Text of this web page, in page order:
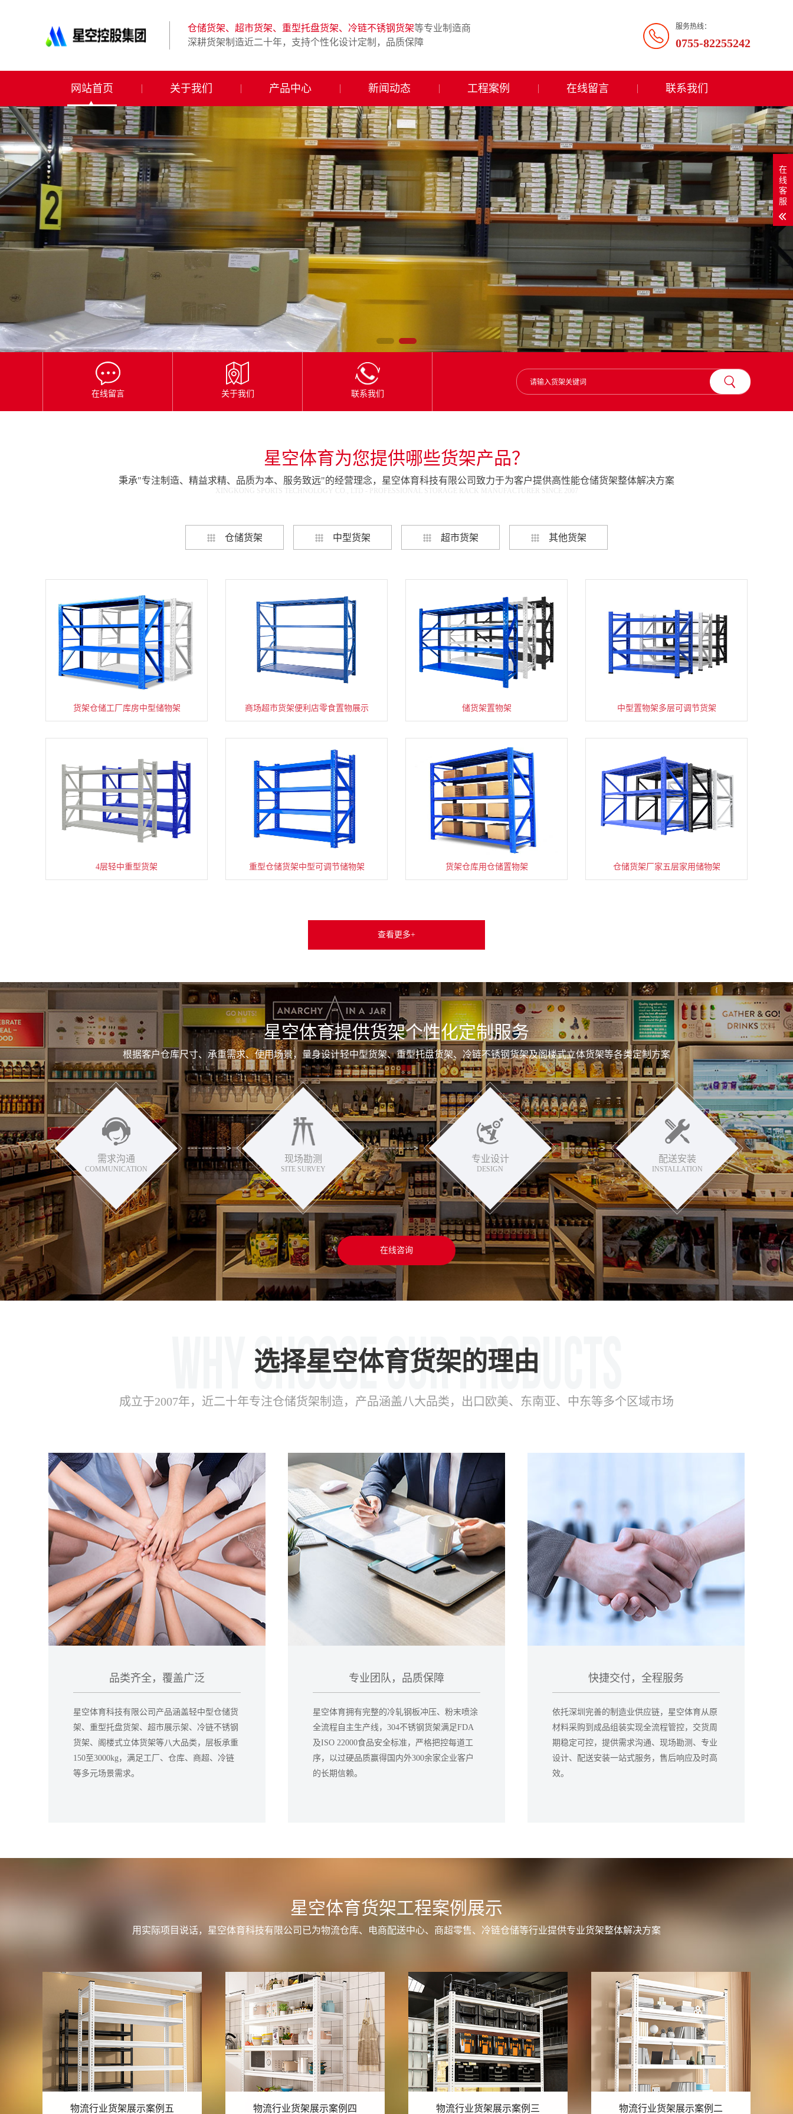
有
仓
储
货
架|
超
货
架|
重
型
货
架
制
造
网
服务热线：
0755-82255242
仓储货架、超市货架、重型托盘货架、冷链不锈钢货架等专业制造商
深耕货架制造近二十年，支持个性化设计定制，品质保障
网站首页 关于我们 产品中心 新闻动态 工程案例 在线留言 联系我们
在线留言 关于我们 联系我们
星空体育为您提供哪些货架产品？
秉承"专注制造、精益求精、品质为本、服务致远"的经营理念，星空体育科技有限公司致力于为客户提供高性能仓储货架整体解决方案
XINGKONG SPORTS TECHNOLOGY CO., LTD - PROFESSIONAL STORAGE RACK MANUFACTURER SINCE 2007
仓储货架 中型货架 超市货架 其他货架
货架仓储工厂库房中型储物架 商场超市货架便利店零食置物展示 储货架置物架 中型置物架多层可调节货架
4层轻中重型货架 重型仓储货架中型可调节储物架 货架仓库用仓储置物架 仓储货架厂家五层家用储物架
家用货架置物架多层阳台收纳 速装货架多层置物架 超市零食储物架快递货物架 货架仓库用仓储置物架四层展示架
查看更多+
星空体育提供货架个性化定制服务
根据客户仓库尺寸、承重需求、使用场景，量身设计轻中型货架、重型托盘货架、冷链不锈钢货架及阁楼式立体货架等各类定制方案
需求沟通
COMMUNICATION
现场勘测
SITE SURVEY
专业设计
DESIGN
配送安装
INSTALLATION
在线咨询
选择星空体育货架的理由
成立于2007年，近二十年专注仓储货架制造，产品涵盖八大品类，出口欧美、东南亚、中东等多个区域市场
品类齐全，覆盖广泛
星空体育科技有限公司产品涵盖轻中型仓储货
架、重型托盘货架、超市展示架、冷链不锈钢
货架、阁楼式立体货架等八大品类，层板承重
150至3000kg，满足工厂、仓库、商超、冷链
等多元场景需求。
专业团队，品质保障
星空体育拥有完整的冷轧钢板冲压、粉末喷涂
全流程自主生产线，304不锈钢货架满足FDA
及ISO 22000食品安全标准，严格把控每道工
序，以过硬品质赢得国内外300余家企业客户
的长期信赖。
快捷交付，全程服务
依托深圳完善的制造业供应链，星空体育从原
材料采购到成品组装实现全流程管控，交货周
期稳定可控，提供需求沟通、现场勘测、专业
设计、配送安装一站式服务，售后响应及时高
效。
星空体育货架工程案例展示
用实际项目说话，星空体育科技有限公司已为物流仓库、电商配送中心、商超零售、冷链仓储等行业提供专业货架整体解决方案
物流行业货架展示案例四 物流行业货架展示案例三 物流行业货架展示案例二 物流行业货架展示案例一
在
线
客
服